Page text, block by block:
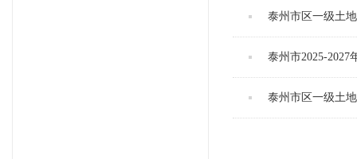
泰州市区一级土
泰州市2025-
泰州市区一级土